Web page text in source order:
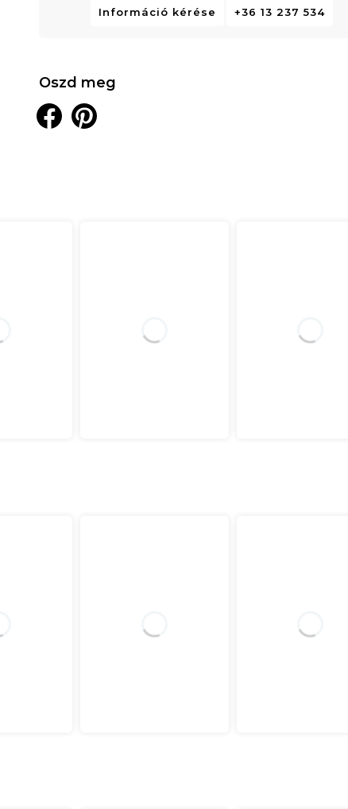
Információ kérése +36 13 237 534
Oszd meg